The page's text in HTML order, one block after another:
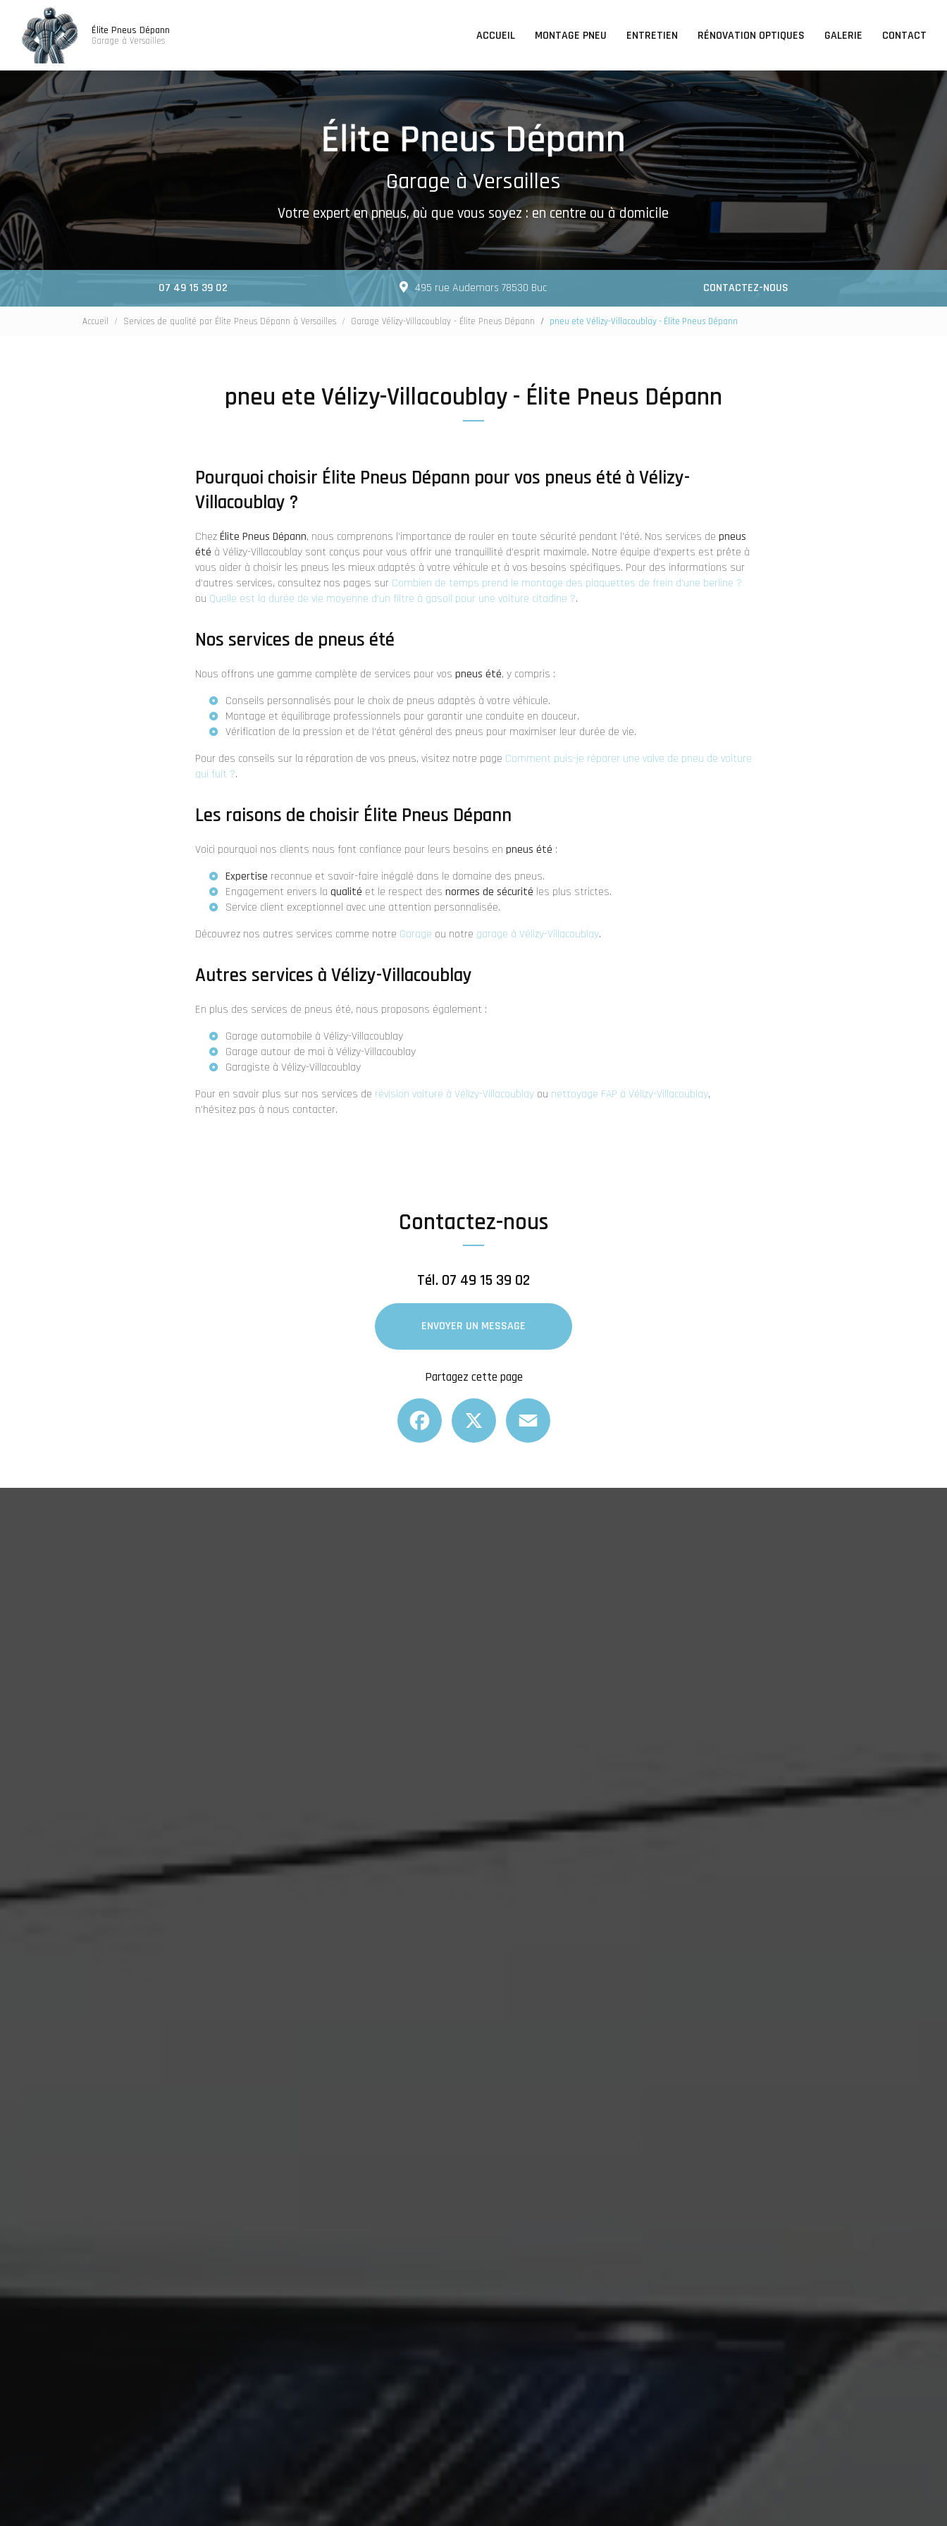
contenu
principal
Élite Pneus Dépann
Garage à Versailles
ACCUEIL
MONTAGE PNEU ENTRETIEN RÉNOVATION OPTIQUES GALERIE CONTACT
Garage à Versailles
Votre expert en pneus, où que vous soyez : en centre ou à domicile
07 49 15 39 02 495 rue Audemars 78530 Buc CONTACTEZ-NOUS
Accueil Services de qualité par Élite Pneus Dépann à Versailles Garage Vélizy-Villacoublay - Élite Pneus Dépann pneu ete Vélizy-Villacoublay - Élite Pneus Dépann
pneu ete Vélizy-Villacoublay - Élite Pneus Dépann
Pourquoi choisir Élite Pneus Dépann pour vos pneus été à Vélizy-
Villacoublay ?
ChezÉlite Pneus Dépann, nous comprenons l'importance de rouler en toute sécurité pendant l'été. Nos services de pneus
été à Vélizy-Villacoublay sont conçus pour vous offrir une tranquillité d'esprit maximale. Notre équipe d'experts est prête à
vous aider à choisir les pneus les mieux adaptés à votre véhicule et à vos besoins spécifiques. Pour des informations sur
d'autres services, consultez nos pages sur Combien de temps prend le montage des plaquettes de frein d'une berline ?
ou Quelle est la durée de vie moyenne d'un filtre à gasoil pour une voiture citadine ?.
Nos services de pneus été
Nous offrons une gamme complète de services pour vos pneus été, y compris :
Conseils personnalisés pour le choix de pneus adaptés à votre véhicule.
Montage et équilibrage professionnels pour garantir une conduite en douceur.
Vérification de la pression et de l'état général des pneus pour maximiser leur durée de vie.
Pour des conseils sur la réparation de vos pneus, visitez notre page Comment puis-je réparer une valve de pneu de voiture
qui fuit ?.
Les raisons de choisir Élite Pneus Dépann
Voici pourquoi nos clients nous font confiance pour leurs besoins en pneus été :
Expertise reconnue et savoir-faire inégalé dans le domaine des pneus.
Engagement envers la qualité et le respect des normes de sécurité les plus strictes.
Service client exceptionnel avec une attention personnalisée.
Découvrez nos autres services comme notre Garage ou notre garage à Vélizy-Villacoublay.
Autres services à Vélizy-Villacoublay
En plus des services de pneus été, nous proposons également :
Garage automobile à Vélizy-Villacoublay
Garage autour de moi à Vélizy-Villacoublay
Garagiste à Vélizy-Villacoublay
Pour en savoir plus sur nos services de révision voiture à Vélizy-Villacoublay ou nettoyage FAP à Vélizy-Villacoublay,
n'hésitez pas à nous contacter.
Contactez-nous
Tél. 07 49 15 39 02
ENVOYER UN MESSAGE
Partagez cette page
Facebook